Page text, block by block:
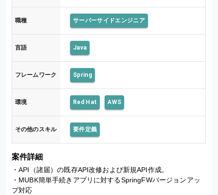
職種 サーバーサイドエンジニア
言語 Java
フレームワーク Spring
環境 Red Hat AWS
その他のスキル 要件定義
案件詳細
・API（諸届）の既存API改修および新規API作成。
・MUBK簡単手続きアプリに対するSpringFWバージョンアッ
プ対応